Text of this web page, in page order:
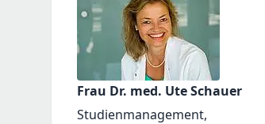
Frau Dr. med. Ute Schauer
Studienmanagement,